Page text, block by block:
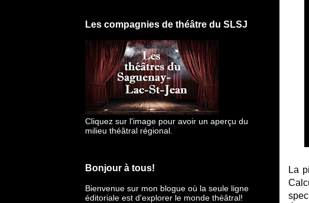
La
Les compagnies de théâtre du SLSJ
Cliquez sur l'image pour avoir un aperçu du
milieu théâtral régional.
Bonjour à tous!
Bienvenue sur mon blogue où la seule ligne
éditoriale est d'explorer le monde théâtral!